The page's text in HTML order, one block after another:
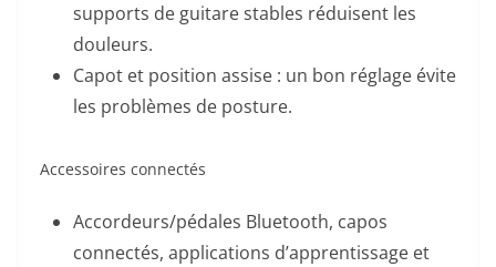
supports de guitare stables réduisent les
douleurs.
Capot et position assise : un bon réglage évite
les problèmes de posture.
Accessoires connectés
Accordeurs/pédales Bluetooth, capos
connectés, applications d’apprentissage et